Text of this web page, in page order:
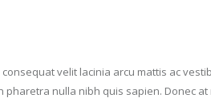
velit lacinia arcu mattis ac
pharetra nulla nibh quis sapien. Donec